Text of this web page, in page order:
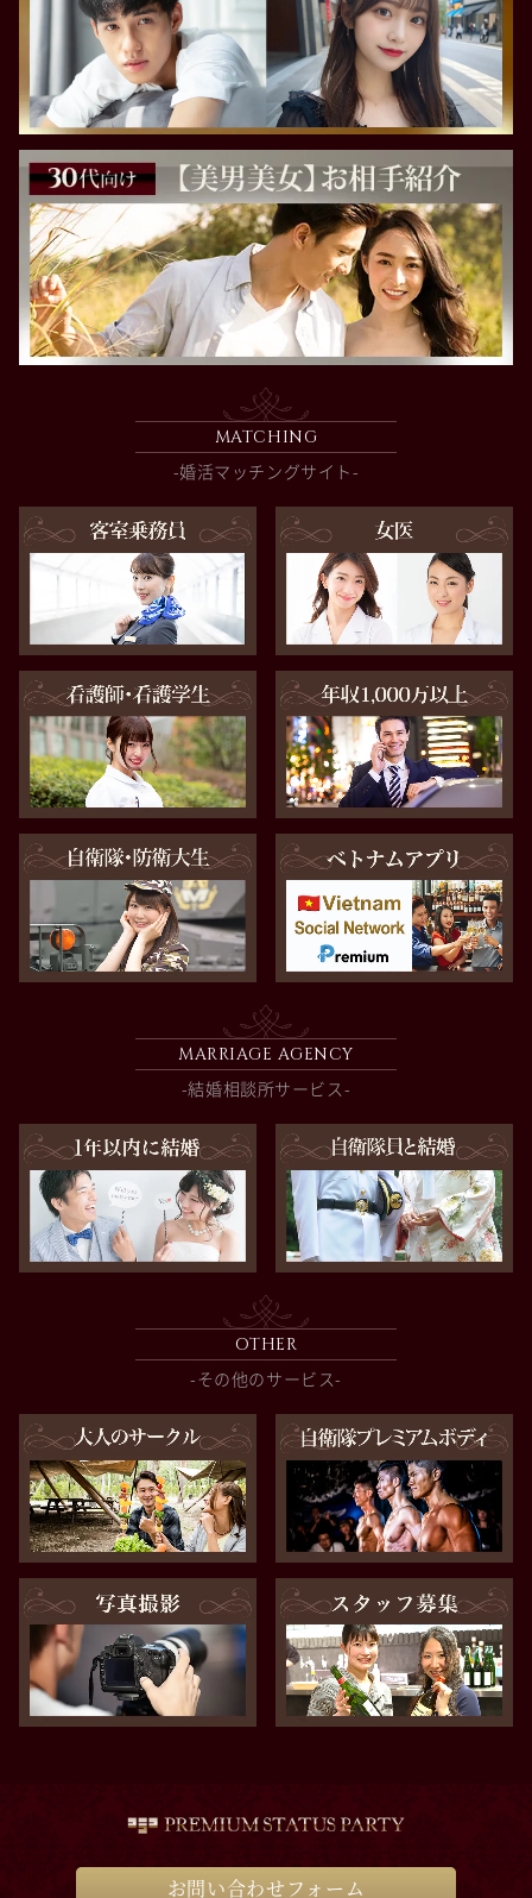
MATCHING
-婚活マッチングサイト-
MARRIAGE AGENCY
-結婚相談所サービス-
OTHER
-その他のサービス-
お問い合わせフォーム